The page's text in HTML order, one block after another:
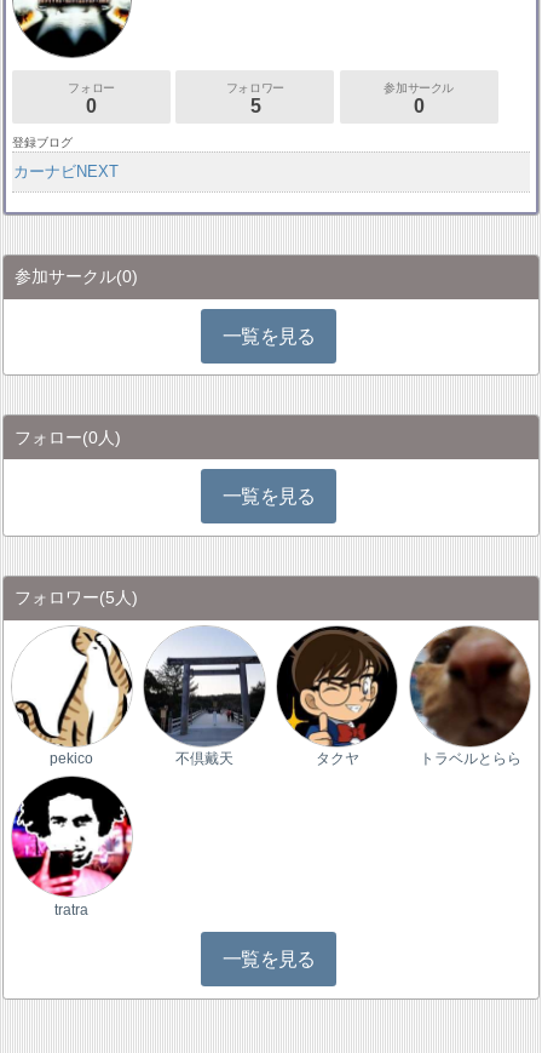
フォロー
0
フォロワー
5
参加サークル
0
登録ブログ
カーナビNEXT
参加サークル(0)
一覧を見る
フォロー(0人)
一覧を見る
フォロワー(5人)
pekico 不倶戴天 タクヤ トラベルとらら
tratra
一覧を見る